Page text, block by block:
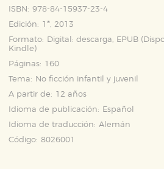
ISBN: 978-84-15937-23-4
Edición: 1ª, 2013
Formato:
Digital: descarga, EPUB
Kindle )
Páginas: 160
Tema:
No ficción infantil y juvenil
A partir de: 12 años
Idioma de publicación:
Español
Idioma de traducción: Alemán
Código: 8026001